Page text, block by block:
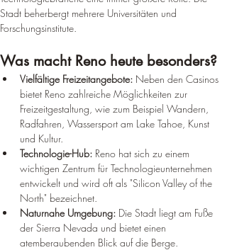
Stadt beherbergt mehrere Universitäten und
Forschungsinstitute.
Was macht Reno heute besonders?
Vielfältige Freizeitangebote: Neben den Casinos
bietet Reno zahlreiche Möglichkeiten zur
Freizeitgestaltung, wie zum Beispiel Wandern,
Radfahren, Wassersport am Lake Tahoe, Kunst
und Kultur.
Technologie-Hub: Reno hat sich zu einem
wichtigen Zentrum für Technologieunternehmen
entwickelt und wird oft als "Silicon Valley of the
North" bezeichnet.
Naturnahe Umgebung: Die Stadt liegt am Fuße
der Sierra Nevada und bietet einen
atemberaubenden Blick auf die Berge.